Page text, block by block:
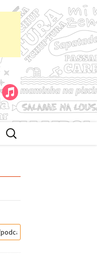
iTunes
Buscar